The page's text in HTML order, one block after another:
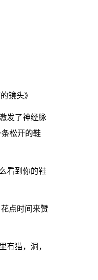
镜头》
发了神经脉
松开的鞋
看到你的鞋
点时间来赞
有猫，洞，